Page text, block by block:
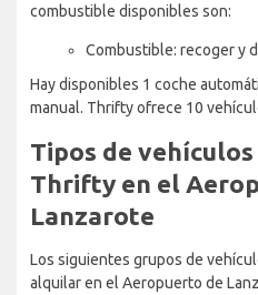
combustible disponibles son:
Combustible: recoger y
Hay disponibles 1 coche
manual. Thrifty ofrece 10
Tipos de
Thrifty en el
Lanzarote
Los siguientes grupos de
alquilar en el Aeropuerto de